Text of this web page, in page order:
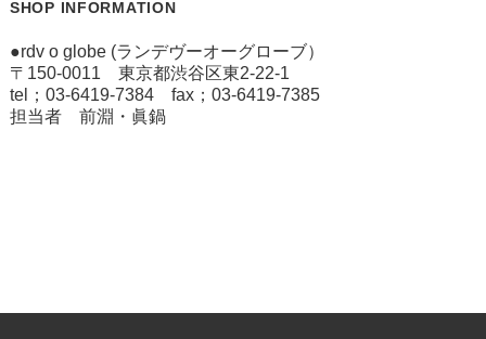
SHOP INFORMATION
●rdv o globe (ランデヴーオーグローブ）
〒150-0011 東京都渋谷区東2-22-1
tel；03-6419-7384 fax；03-6419-7385
担当者 前淵・眞鍋